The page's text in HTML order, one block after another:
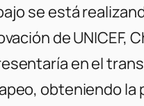
se está
de UNICEF,
en el
obteniendo la